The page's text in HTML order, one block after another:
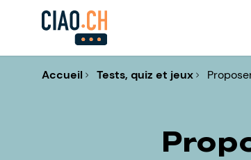
Accueil Tests, quiz et jeux